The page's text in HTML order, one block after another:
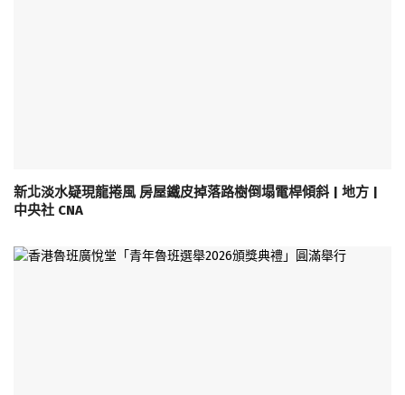
新北淡水疑現龍捲風 房屋鐵皮掉落路樹倒塌電桿傾斜 | 地方 |
中央社 CNA